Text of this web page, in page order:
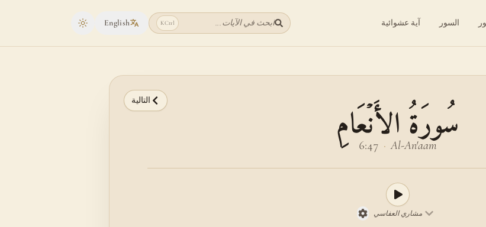
السور آية عشوائية ابحث في الآيات... Ctrl
K
English
Toggle theme
التالية
سُورَةُ الأَنۡعَامِ
Al-An'aam
·
6:47
مشاري العفاسي